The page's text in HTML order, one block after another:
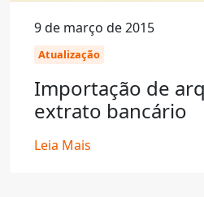
9 de março de 2015
Atualização
Importação de
extrato bancário
Leia Mais